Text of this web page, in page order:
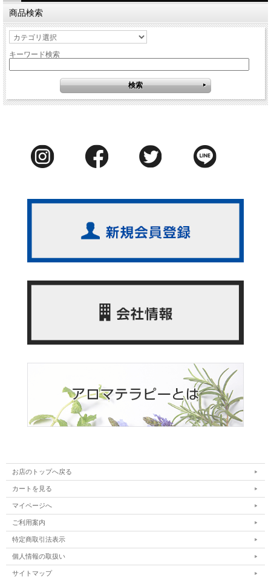
商品検索
キーワード検索
お店のトップへ戻る
カートを見る
マイページへ
ご利用案内
特定商取引法表示
個人情報の取扱い
サイトマップ